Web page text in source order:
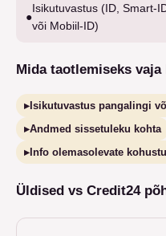
●
Isikutuvastus (ID, Smart-
või Mobiil-ID)
Mida taotlemiseks vaja
▸Isikutuvastus pangalingi
▸Andmed sissetuleku kohta
▸Info olemasolevate
Üldised vs Credit24